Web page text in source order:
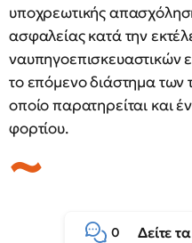
υποχρεωτικής
ασφαλείας κατά την
ναυπηγοεπισκευαστικών
το επόμενο διάστημα των
οποίο παρατηρείται και
φορτίου.
0 Δείτε